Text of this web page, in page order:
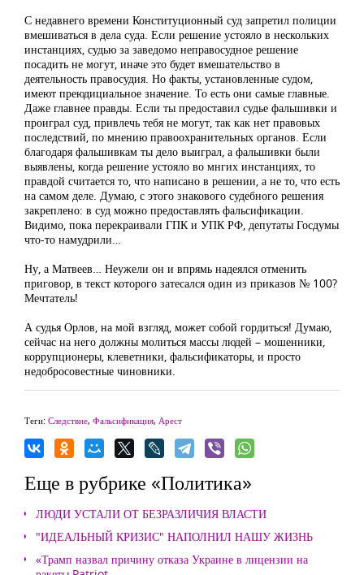
С недавнего времени Конституционный суд запретил полиции
вмешиваться в дела суда. Если решение устояло в нескольких
инстанциях, судью за заведомо неправосудное решение
посадить не могут, иначе это будет вмешательство в
деятельность правосудия. Но факты, установленные судом,
имеют преюдициальное значение. То есть они самые главные.
Даже главнее правды. Если ты предоставил судье фальшивки и
проиграл суд, привлечь тебя не могут, так как нет правовых
последствий, по мнению правоохранительных органов. Если
благодаря фальшивкам ты дело выиграл, а фальшивки были
выявлены, когда решение устояло во мнгих инстанциях, то
правдой считается то, что написано в решении, а не то, что есть
на самом деле. Думаю, с этого знакового судебного решения
закреплено: в суд можно предоставлять фальсификации.
Видимо, пока перекраивали ГПК и УПК РФ, депутаты Госдумы
что-то намудрили…
Ну, а Матвеев… Неужели он и впрямь надеялся отменить
приговор, в текст которого затесался один из приказов № 100?
Мечтатель!
А судья Орлов, на мой взгляд, может собой гордиться! Думаю,
сейчас на него должны молиться массы людей – мошенники,
коррупционеры, клеветники, фальсификаторы, и просто
недобросовестные чиновники.
Теги: Следствие, Фальсификация, Арест
Еще в рубрике «Политика»
ЛЮДИ УСТАЛИ ОТ БЕЗРАЗЛИЧИЯ ВЛАСТИ
"ИДЕАЛЬНЫЙ КРИЗИС" НАПОЛНИЛ НАШУ ЖИЗНЬ
«Трамп назвал причину отказа Украине в лицензии на